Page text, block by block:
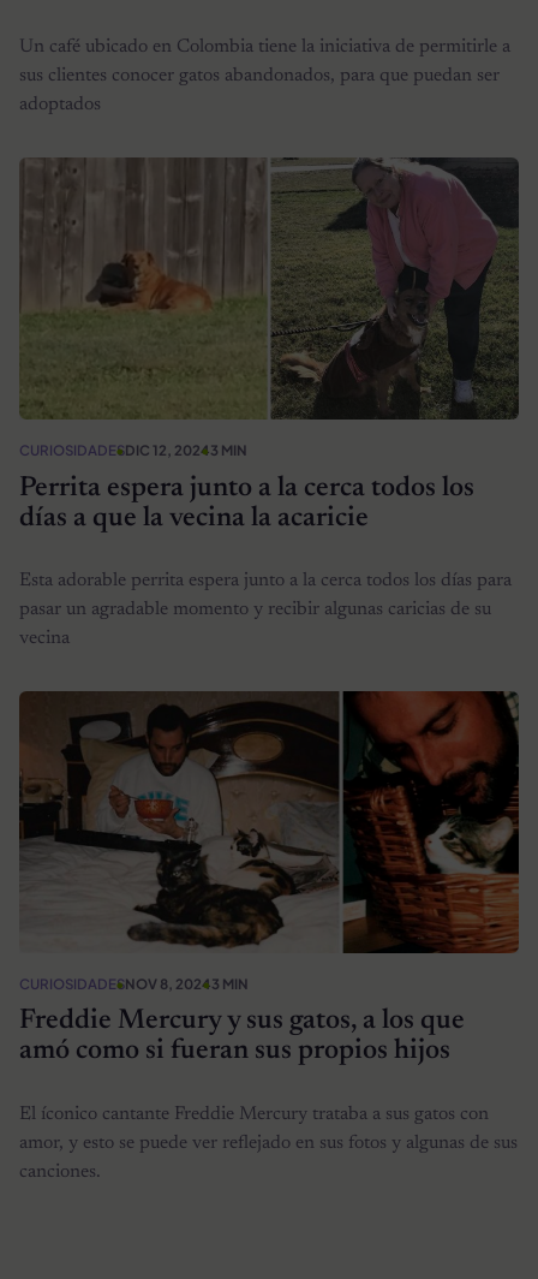
Un café ubicado en Colombia tiene la iniciativa de permitirle a
sus clientes conocer gatos abandonados, para que puedan ser
adoptados
CURIOSIDADESDIC 12, 20243 MIN
Perrita espera junto a la cerca todos los
días a que la vecina la acaricie
Esta adorable perrita espera junto a la cerca todos los días para
pasar un agradable momento y recibir algunas caricias de su
vecina
CURIOSIDADESNOV 8, 20243 MIN
Freddie Mercury y sus gatos, a los que
amó como si fueran sus propios hijos
El íconico cantante Freddie Mercury trataba a sus gatos con
amor, y esto se puede ver reflejado en sus fotos y algunas de sus
canciones.